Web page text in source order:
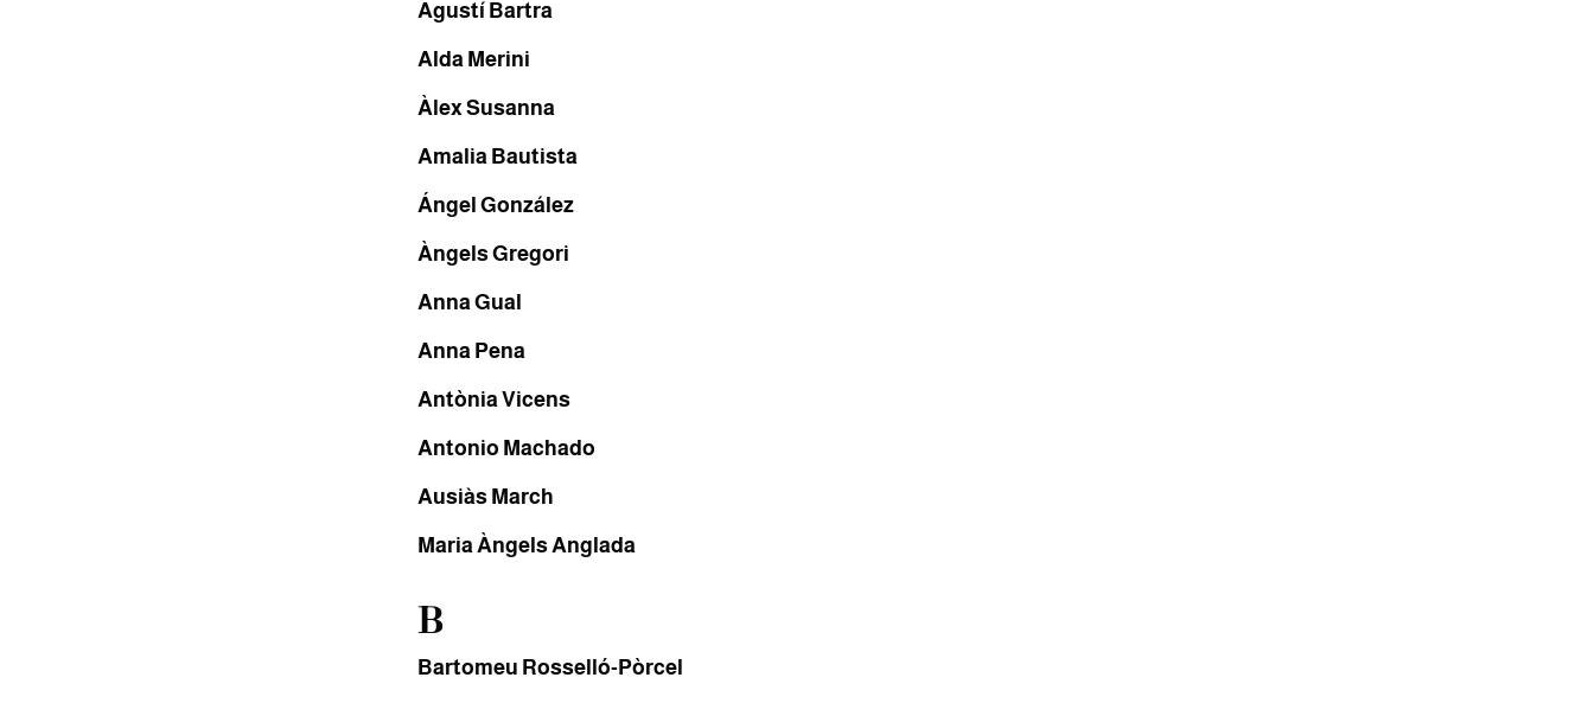
Agustí Bartra
Alda Merini
Àlex Susanna
Amalia Bautista
Ángel González
Àngels Gregori
Anna Gual
Anna Pena
Antònia Vicens
Antonio Machado
Ausiàs March
Maria Àngels Anglada
B
Bartomeu Rosselló-Pòrcel